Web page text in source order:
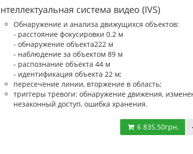
система видео (IVS)
Обнаружение и анализа движущихся объектов:
- расстояние фокусировки 0.2 м
- обнаружение объекта222 м
- наблюдение за объектом 89 м
- распознание объекта 44 м
- идентификация объекта 22 м;
пересечение линии, вторжение в область;
триггеры тревоги: обнаружение движения,
незаконный доступ, ошибка хранения.
6 835.50грн.